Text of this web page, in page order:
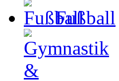
Fußball